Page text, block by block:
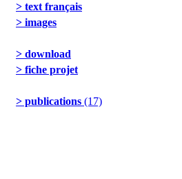
> text français
> images
> download
> fiche projet
> publications (17)